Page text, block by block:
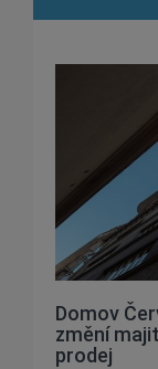
Domov
změní
prodej